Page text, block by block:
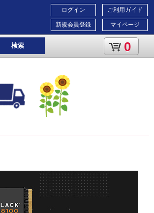
ご利用ガイド
マイページ
ログイン
新規会員登録
検索 0